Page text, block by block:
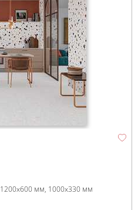
1200x600 мм 1000x330 мм